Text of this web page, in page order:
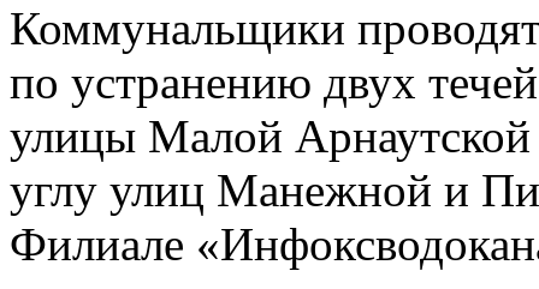
Коммунальщики
по устранению двух
улицы Малой Арнаутской
углу улиц Манежной и
Филиале